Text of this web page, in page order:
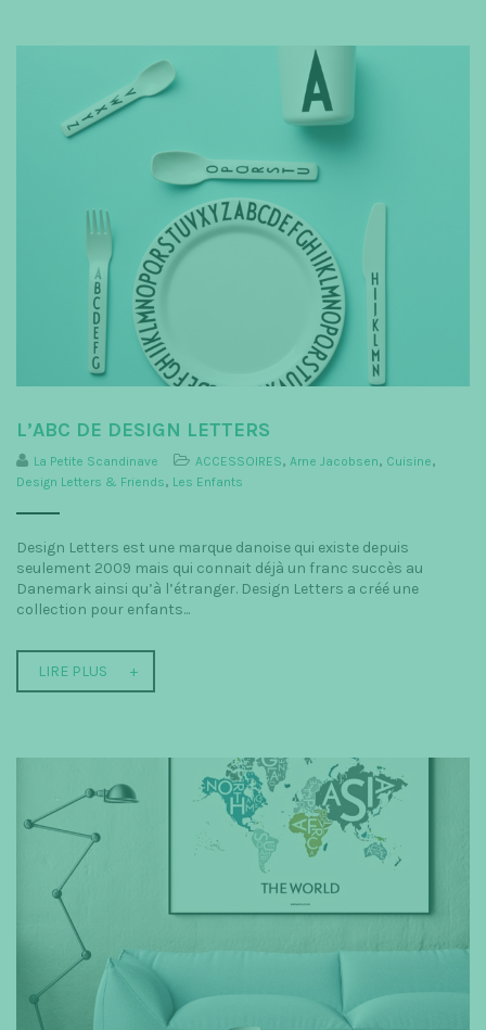
L’ABC DE DESIGN LETTERS
La Petite Scandinave ACCESSOIRES, Arne Jacobsen, Cuisine,
Design Letters & Friends, Les Enfants
Design Letters est une marque danoise qui existe depuis
seulement 2009 mais qui connait déjà un franc succès au
Danemark ainsi qu’à l’étranger. Design Letters a créé une
collection pour enfants...
LIRE PLUS